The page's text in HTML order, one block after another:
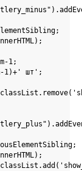
1;
1)+' шт';